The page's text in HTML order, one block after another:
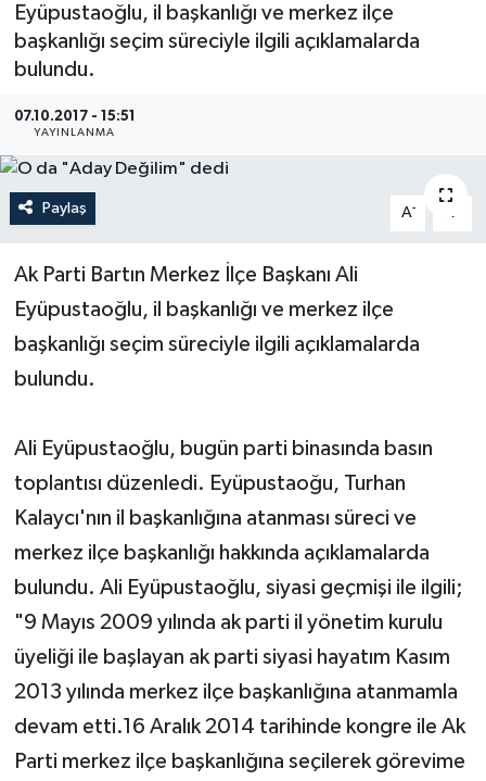
Eyüpustaoğlu, il başkanlığı ve merkez ilçe
başkanlığı seçim süreciyle ilgili açıklamalarda
bulundu.
07.10.2017 - 15:51
YAYINLANMA
Paylaş A- A
Ak Parti Bartın Merkez İlçe Başkanı Ali
Eyüpustaoğlu, il başkanlığı ve merkez ilçe
başkanlığı seçim süreciyle ilgili açıklamalarda
bulundu.
Ali Eyüpustaoğlu, bugün parti binasında basın
toplantısı düzenledi. Eyüpustaoğu, Turhan
Kalaycı'nın il başkanlığına atanması süreci ve
merkez ilçe başkanlığı hakkında açıklamalarda
bulundu. Ali Eyüpustaoğlu, siyasi geçmişi ile ilgili;
"9 Mayıs 2009 yılında ak parti il yönetim kurulu
üyeliği ile başlayan ak parti siyasi hayatım Kasım
2013 yılında merkez ilçe başkanlığına atanmamla
devam etti.16 Aralık 2014 tarihinde kongre ile Ak
Parti merkez ilçe başkanlığına seçilerek görevime
Medya
Sivil Toplum
Siyaset
Spor
Tarım
Yaşam
Yerel Yönetimler
DÜNYA
YEREL